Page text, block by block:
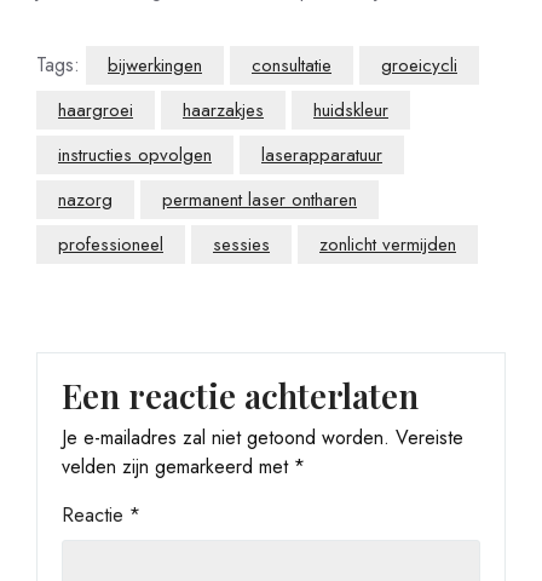
Tags: bijwerkingen consultatie
groeicycli
haargroei
haarzakjes
huidskleur
instructies opvolgen
laserapparatuur
nazorg
permanent laser ontharen
professioneel
sessies zonlicht vermijden
Een reactie achterlaten
Je e-mailadres zal niet getoond worden. Vereiste
velden zijn gemarkeerd met *
Reactie *